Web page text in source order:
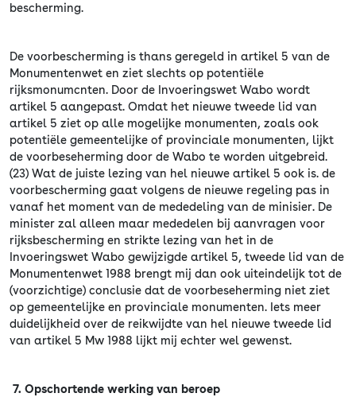
bescherming.
De voorbescherming is thans geregeld in artikel 5 van de
Monumentenwet en ziet slechts op potentiële
rijksmonumcnten. Door de Invoeringswet Wabo wordt
artikel 5 aangepast. Omdat het nieuwe tweede lid van
artikel 5 ziet op alle mogelijke monumenten, zoals ook
potentiële gemeentelijke of provinciale monumenten, lijkt
de voorbeseherming door de Wabo te worden uitgebreid.
(23) Wat de juiste lezing van hel nieuwe artikel 5 ook is. de
voorbescherming gaat volgens de nieuwe regeling pas in
vanaf het moment van de mededeling van de minisier. De
minister zal alleen maar mededelen bij aanvragen voor
rijksbescherming en strikte lezing van het in de
Invoeringswet Wabo gewijzigde artikel 5, tweede lid van de
Monumentenwet 1988 brengt mij dan ook uiteindelijk tot de
(voorzichtige) conclusie dat de voorbeseherming niet ziet
op gemeentelijke en provinciale monumenten. Iets meer
duidelijkheid over de reikwijdte van hel nieuwe tweede lid
van artikel 5 Mw 1988 lijkt mij echter wel gewenst.
7. Opschortende werking van beroep